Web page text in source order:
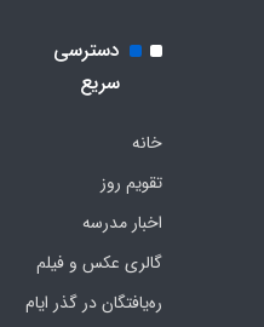
دسترسی
سریع
خانه
تقویم روز
اخبار مدرسه
گالری عکس و فیلم
ره‌یافتگان در گذر ایام